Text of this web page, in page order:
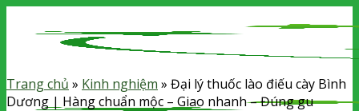
Trang chủ » Kinh nghiệm » Đại lý thuốc lào điếu cày Bình
Dương | Hàng chuẩn mộc – Giao nhanh – Đúng gu